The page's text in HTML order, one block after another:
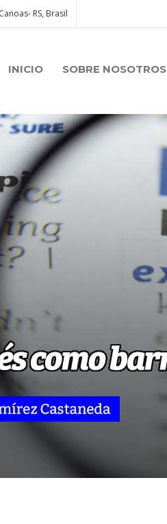
RS, Brasil
INICIO SOBRE NOSOTROS